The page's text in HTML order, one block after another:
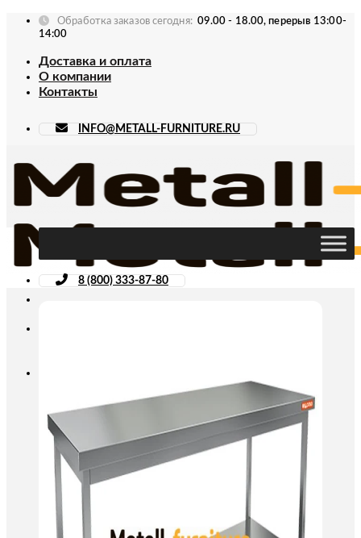
Skip
Обработка заказов сегодня: 09.00 - 18.00, перерыв 13:00-
14:00
Доставка и оплата
О компании
Контакты
INFO@METALL-FURNITURE.RU
8 (800) 333-87-80